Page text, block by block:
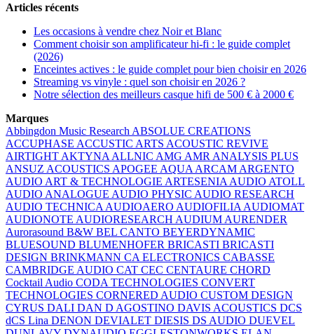
Articles récents
Les occasions à vendre chez Noir et Blanc
Comment choisir son amplificateur hi-fi : le guide complet
(2026)
Enceintes actives : le guide complet pour bien choisir en 2026
Streaming vs vinyle : quel son choisir en 2026 ?
Notre sélection des meilleurs casque hifi de 500 € à 2000 €
Marques
Abbingdon Music Research ABSOLUE CREATIONS
ACCUPHASE ACCUSTIC ARTS ACOUSTIC REVIVE
AIRTIGHT AKTYNA ALLNIC AMG AMR ANALYSIS PLUS
ANSUZ ACOUSTICS APOGEE AQUA ARCAM ARGENTO
AUDIO ART & TECHNOLOGIE ARTESENIA AUDIO ATOLL
AUDIO ANALOGUE AUDIO PHYSIC AUDIO RESEARCH
AUDIO TECHNICA AUDIOAERO AUDIOFILIA AUDIOMAT
AUDIONOTE AUDIORESEARCH AUDIUM AURENDER
Aurorasound B&W BEL CANTO BEYERDYNAMIC
BLUESOUND BLUMENHOFER BRICASTI BRICASTI
DESIGN BRINKMANN CA ELECTRONICS CABASSE
CAMBRIDGE AUDIO CAT CEC CENTAURE CHORD
Cocktail Audio CODA TECHNOLOGIES CONVERT
TECHNOLOGIES CORNERED AUDIO CUSTOM DESIGN
CYRUS DALI DAN D AGOSTINO DAVIS ACOUSTICS DCS
dCS Lina DENON DEVIALET DIESIS DS AUDIO DUEVEL